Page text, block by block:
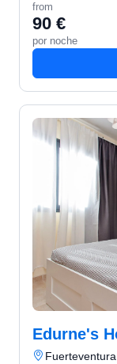
from
90 €
por noche
Edurne's
Fuerteventura